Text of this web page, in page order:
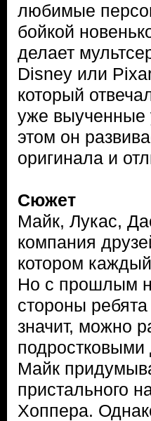
любимые
бойкой
делает
Disney или
который
уже выученные
этом он
оригинала и
Сюжет
Майк, Лукас,
компания
котором
Но с прошлым
стороны
значит, можно
подростковыми
Майк
пристального
Хоппера.